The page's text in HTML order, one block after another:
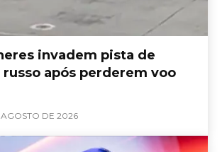
invadem pista de
após perderem voo
DE 2026